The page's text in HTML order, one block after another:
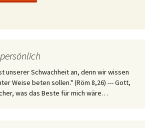
unserer Schwachheit an, denn wir wissen
Weise beten sollen." (Röm 8,26) --- Gott,
was das Beste für mich wäre…